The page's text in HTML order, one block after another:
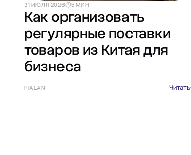
31 ИЮЛЯ 2026 5 МИН
Как организовать
регулярные поставки
товаров из Китая для
бизнеса
FIALAN Читать